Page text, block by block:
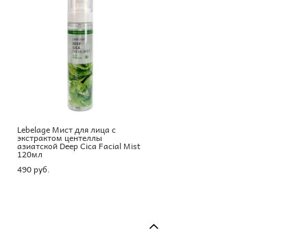
Lebelage Мист для лица с
экстрактом центеллы
азиатской Deep Cica Facial Mist
120мл
490 pуб.